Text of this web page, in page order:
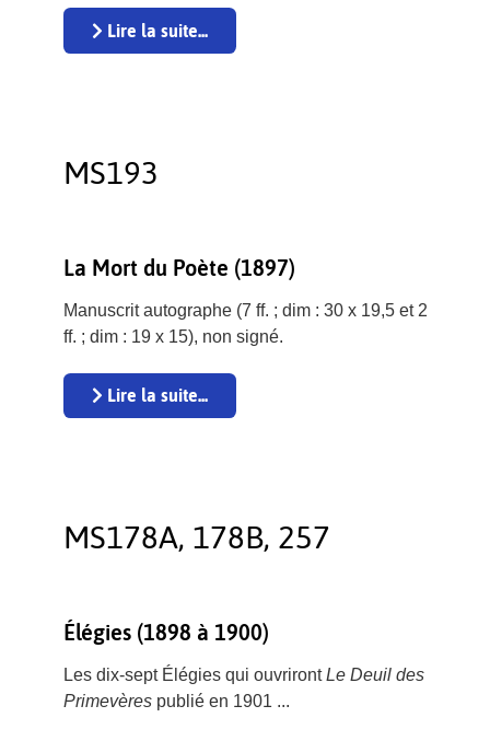
Lire la suite...
MS193
La Mort du Poète (1897)
Manuscrit autographe (7 ff. ; dim : 30 x 19,5 et 2
ff. ; dim : 19 x 15), non signé.
Lire la suite...
MS178A, 178B, 257
Élégies (1898 à 1900)
Les dix-sept Élégies qui ouvrirontLe Deuil des
Primevères publié en 1901 ...